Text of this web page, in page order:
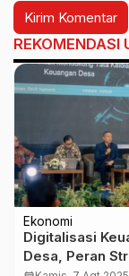
REKOMENDASI
Ekonomi
Digitalisasi
Desa, Peran